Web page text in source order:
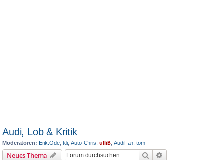
Audi, Lob & Kritik
Moderatoren: Erik.Ode tdi Auto-Chris ulliB AudiFan tom
Neues Thema Suche